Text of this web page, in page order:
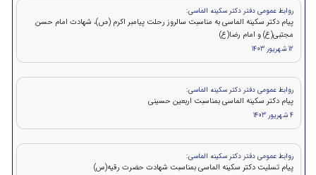
روابط عمومی دفتر دکتر سکینه الماسی:
پیام دکتر سکینه الماسی به مناسبت سالروز رحلت پیامبر اکرم (ص)، شهادت امام حسن
مجتبی(ع) و امام رضا(ع)
12 شهریور 1403
روابط عمومی دفتر دکتر سکینه الماسی:
پیام دکتر سکینه الماسی بمناسبت اربعین حسینی
4 شهریور 1403
روابط عمومی دفتر دکتر سکینه الماسی:
پیام تسلیت دکتر سکینه الماسی بمناسبت شهادت حضرت رقیه(س)